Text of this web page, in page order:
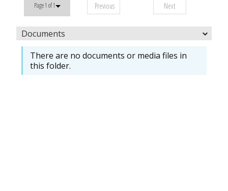
Page 1 of 1 Previous Next
Documents
There are no documents or media files in
this folder.